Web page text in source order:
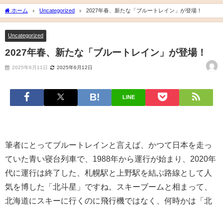
ホーム Uncategorized 2027年春、新たな「ブルートレイン」が登場！
Uncategorized
2027年春、新たな「ブルートレイン」が登場！
2025年6月11日 2025年6月12日
LINE
筆者にとってブルートレインと言えば、かつて日本を走っ
ていた青い寝台列車で、1988年から運行が始まり、2020年
代に運行は終了した、札幌駅と上野駅を結ぶ路線として人
気を博した「北斗星」ですね。スキーブームと相まって、
北海道にスキーに行くのに飛行機ではなく、何時かは「北